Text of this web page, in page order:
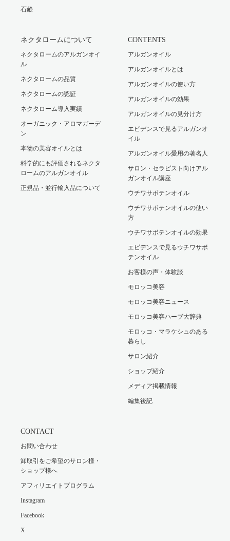
石鹸
ネクタロームについて
ネクタロームのアルガンオイ
ル
ネクタロームの品質
ネクタロームの認証
ネクタローム導入実績
オーガニック・アロマガーデ
ン
本物の美容オイルとは
科学的にも評価されるネクタ
ロームのアルガンオイル
正規品・並行輸入品について
CONTENTS
アルガンオイル
アルガンオイルとは
アルガンオイルの使い方
アルガンオイルの効果
アルガンオイルの見分け方
エビデンスで見るアルガンオ
イル
アルガンオイル愛用の著名人
サロン・セラピスト向けアル
ガンオイル講座
ウチワサボテンオイル
ウチワサボテンオイルの使い
方
ウチワサボテンオイルの効果
エビデンスで見るウチワサボ
テンオイル
お客様の声・体験談
モロッコ美容
モロッコ美容ニュース
モロッコ美容ハーブ大辞典
モロッコ・マラケシュのある
暮らし
サロン紹介
ショップ紹介
メディア掲載情報
編集後記
CONTACT
お問い合わせ
卸取引をご希望のサロン様・
ショップ様へ
アフィリエイトプログラム
Instagram
Facebook
X